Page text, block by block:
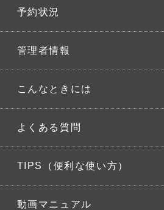
予約状況
管理者情報
こんなときには
よくある質問
TIPS（便利な使い方）
動画マニュアル